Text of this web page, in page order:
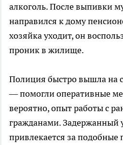
алкоголь. После выпивки
направился к дому
хозяйка уходит, он
проник в жилище.
Полиция быстро вышла на
— помогли оперативные
вероятно, опыт работы с
гражданами. Задержанный
привлекается за подобные